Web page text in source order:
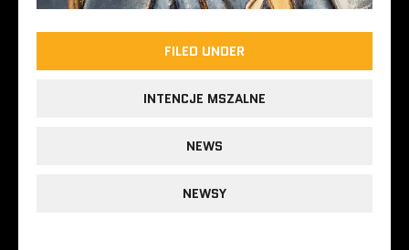
FILED UNDER
INTENCJE MSZALNE
NEWS
NEWSY